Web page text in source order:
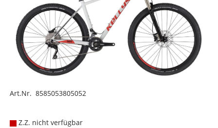
Art.Nr. 8585053805052
Z.Z. nicht verfügbar